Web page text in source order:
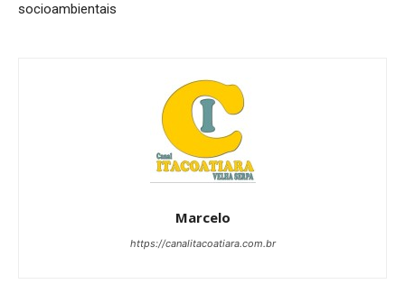
socioambientais
Marcelo
https://canalitacoatiara.com.br